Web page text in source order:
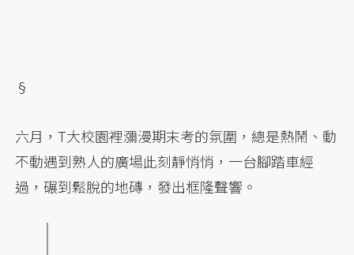
§
六月，T大校園裡瀰漫期末考的氛圍，總是熱鬧、動
不動遇到熟人的廣場此刻靜悄悄，一台腳踏車經
過，碾到鬆脫的地磚，發出框隆聲響。